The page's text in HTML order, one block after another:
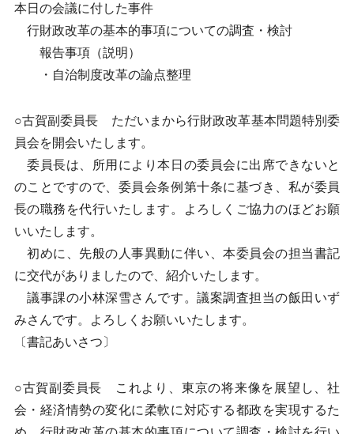
本日の会議に付した事件
行財政改革の基本的事項についての調査・検討
報告事項（説明）
・自治制度改革の論点整理
○古賀副委員長 ただいまから行財政改革基本問題特別委
員会を開会いたします。
委員長は、所用により本日の委員会に出席できないと
のことですので、委員会条例第十条に基づき、私が委員
長の職務を代行いたします。よろしくご協力のほどお願
いいたします。
初めに、先般の人事異動に伴い、本委員会の担当書記
に交代がありましたので、紹介いたします。
議事課の小林深雪さんです。議案調査担当の飯田いず
みさんです。よろしくお願いいたします。
〔書記あいさつ〕
○古賀副委員長 これより、東京の将来像を展望し、社
会・経済情勢の変化に柔軟に対応する都政を実現するた